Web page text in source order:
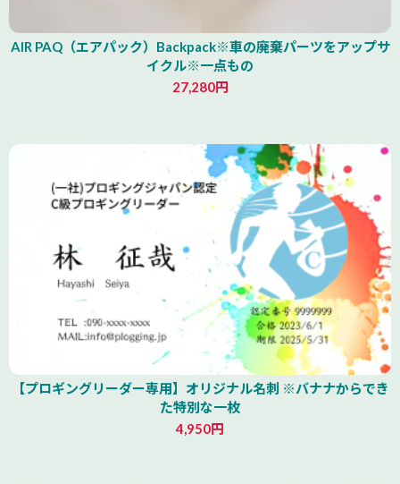
AIR PAQ（エアパック）Backpack※車の廃棄パーツをアップサ
イクル※一点もの
27,280円
【プロギングリーダー専用】オリジナル名刺 ※バナナからでき
た特別な一枚
4,950円